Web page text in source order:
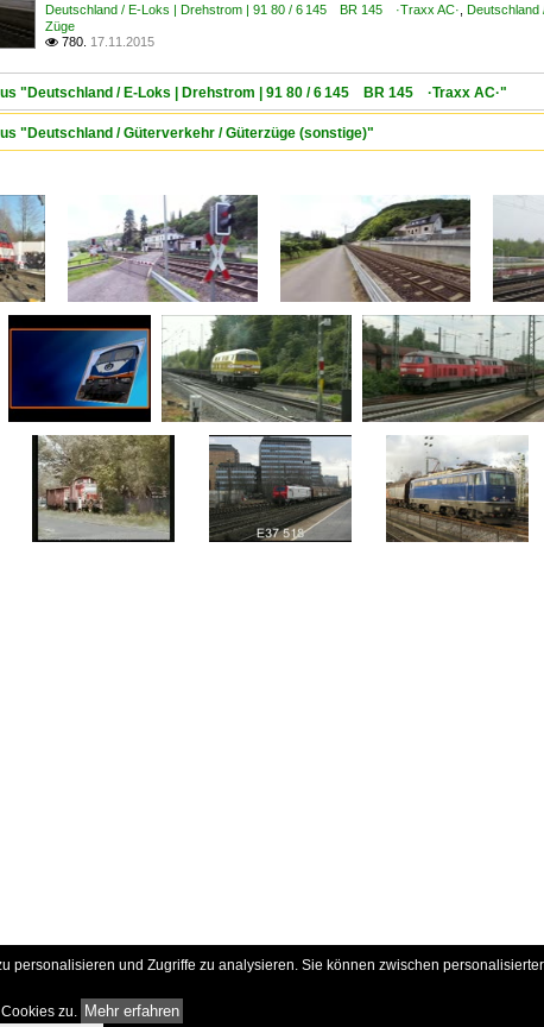
Deutschland / E-Loks | Drehstrom | 91 80 / 6 145 BR 145 ·Traxx AC· Deutschland
Züge
 780. 17.11.2015
"Deutschland / E-Loks | Drehstrom | 91 80 / 6 145 BR 145 ·Traxx AC·"
"Deutschland / Güterverkehr / Güterzüge (sonstige)"
personalisieren und Zugriffe zu analysieren. Sie können zwischen
zu. Mehr erfahren